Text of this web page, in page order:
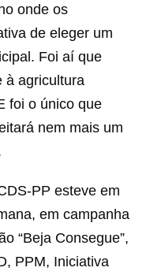
onde os
de eleger um
Foi aí que
à agricultura
foi o único que
nem mais um
PP esteve em
em campanha
“Beja Consegue”,
PPM, Iniciativa